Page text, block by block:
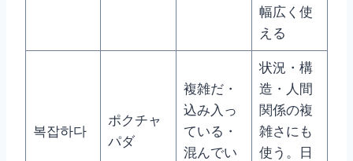
幅広く使
える
복잡하다
ポクチャ
パダ
複雑だ・
込み入っ
ている・
混んでい
状況・構
造・人間
関係の複
雑さにも
使う。日